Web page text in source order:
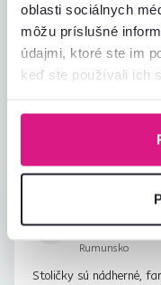
oblasti sociálnych
môžu príslušné
údajmi, ktoré ste im
keď ste používali ich
Hodnotenia
4,6
A
Rumunsko
Stoličky sú nádherné,